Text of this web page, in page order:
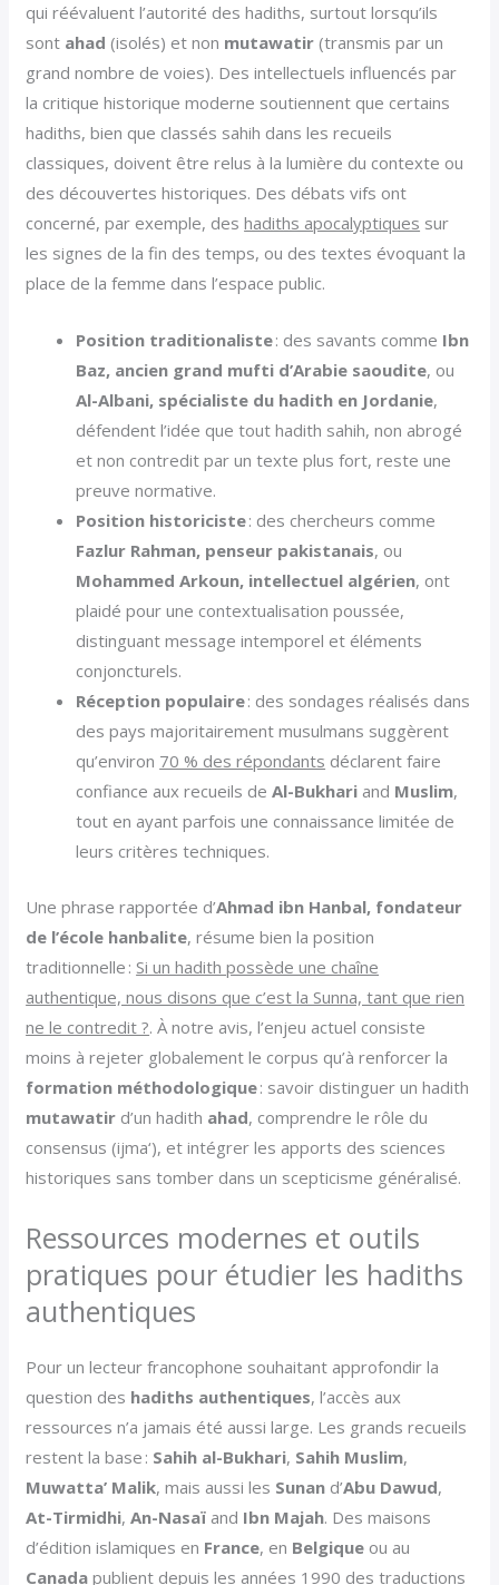
qui réévaluent l’autorité des hadiths, surtout lorsqu’ils
sont ahad (isolés) et non mutawatir (transmis par un
grand nombre de voies). Des intellectuels influencés par
la critique historique moderne soutiennent que certains
hadiths, bien que classés sahih dans les recueils
classiques, doivent être relus à la lumière du contexte ou
des découvertes historiques. Des débats vifs ont
concerné, par exemple, deshadiths apocalyptiques sur
les signes de la fin des temps, ou des textes évoquant la
place de la femme dans l’espace public.
Position traditionaliste: des savants comme Ibn
Baz, ancien grand mufti d’Arabie saoudite, ou
Al-Albani, spécialiste du hadith en Jordanie,
défendent l’idée que tout hadith sahih, non abrogé
et non contredit par un texte plus fort, reste une
preuve normative.
Position historiciste: des chercheurs comme
Fazlur Rahman, penseur pakistanais, ou
Mohammed Arkoun, intellectuel algérien, ont
plaidé pour une contextualisation poussée,
distinguant message intemporel et éléments
conjoncturels.
Réception populaire: des sondages réalisés dans
des pays majoritairement musulmans suggèrent
qu’environ 70 % des répondants déclarent faire
confiance aux recueils deAl-Bukhari and Muslim,
tout en ayant parfois une connaissance limitée de
leurs critères techniques.
Une phrase rapportée d’Ahmad ibn Hanbal, fondateur
de l’école hanbalite, résume bien la position
traditionnelle : Si un hadith possède une chaîne
authentique, nous disons que c’est la Sunna, tant que rien
ne le contredit ?. À notre avis, l’enjeu actuel consiste
moins à rejeter globalement le corpus qu’à renforcer la
formation méthodologique: savoir distinguer un hadith
mutawatir d’un hadith ahad, comprendre le rôle du
consensus (ijma‘), et intégrer les apports des sciences
historiques sans tomber dans un scepticisme généralisé.
Ressources modernes et outils
pratiques pour étudier les hadiths
authentiques
Pour un lecteur francophone souhaitant approfondir la
question des hadiths authentiques, l’accès aux
ressources n’a jamais été aussi large. Les grands recueils
restent la base : Sahih al-Bukhari, Sahih Muslim,
Muwatta’ Malik, mais aussi les Sunan d’Abu Dawud,
At-Tirmidhi,An-Nasaï and Ibn Majah. Des maisons
d’édition islamiques en France, en Belgique ou au
Canada publient depuis les années 1990 des traductions